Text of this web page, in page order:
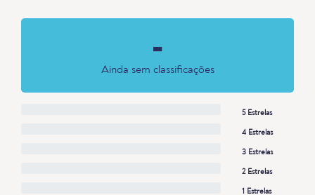
-
Ainda sem classificações
5 Estrelas
4 Estrelas
3 Estrelas
2 Estrelas
1 Estrelas